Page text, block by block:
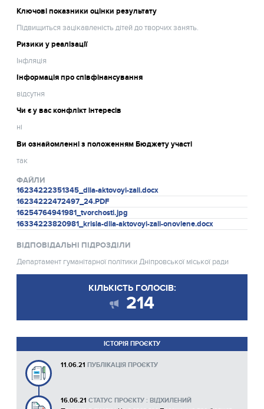
Ключові показники оцінки результату
Підвищиться зацікавленість дітей до творчих занять.
Ризики у реалізації
Інфляція
Інформація про співфінансування
відсутня
Чи є у вас конфлікт інтересів
ні
Ви ознайомленні з положенням Бюджету участі
так
ФАЙЛИ
16234222351345_dlia-aktovoyi-zali.docx
16234222472497_24.PDF
16254764941981_tvorchosti.jpg
16334223820981_krisla-dlia-aktovoyi-zali-onovlene.docx
ВІДПОВІДАЛЬНІ ПІДРОЗДІЛИ
Департамент гуманітарної політики Дніпровської міської ради
КІЛЬКІСТЬ ГОЛОСІВ:
214
ІСТОРІЯ ПРОЄКТУ
11.06.21 ПУБЛІКАЦІЯ ПРОЄКТУ
16.06.21 СТАТУС ПРОЄКТУ : ВІДХИЛЕНИЙ